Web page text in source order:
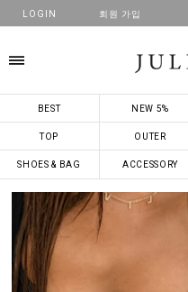
LOGIN 회원 가입
BEST NEW 5%
TOP OUTER
SHOES & BAG ACCESSORY